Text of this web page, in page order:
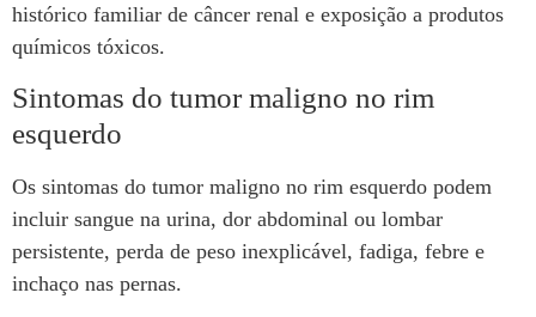
histórico familiar de câncer renal e exposição a produtos
químicos tóxicos.
Sintomas do tumor maligno no rim
esquerdo
Os sintomas do tumor maligno no rim esquerdo podem
incluir sangue na urina, dor abdominal ou lombar
persistente, perda de peso inexplicável, fadiga, febre e
inchaço nas pernas.